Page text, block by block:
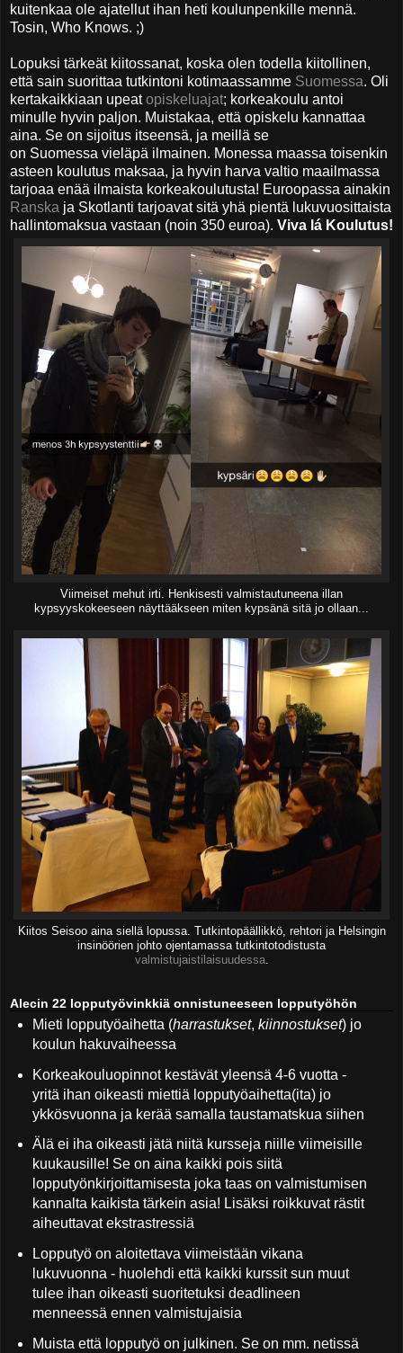
kuitenkaa ole ajatellut ihan heti koulunpenkille mennä.
Tosin, Who Knows. ;)
Lopuksi tärkeät kiitossanat, koska olen todella kiitollinen,
että sain suorittaa tutkintoni kotimaassamme Suomessa. Oli
kertakaikkiaan upeatopiskeluajat; korkeakoulu antoi
minulle hyvin paljon. Muistakaa, että opiskelu kannattaa
aina. Se on sijoitus itseensä, ja meillä se
on Suomessa vieläpä ilmainen. Monessa maassa toisenkin
asteen koulutus maksaa, ja hyvin harva valtio maailmassa
tarjoaa enää ilmaista korkeakoulutusta! Euroopassa ainakin
Ranska ja Skotlanti tarjoavat sitä yhä pientä lukuvuosittaista
hallintomaksua vastaan (noin 350 euroa). Viva lá Koulutus!
Viimeiset mehut irti. Henkisesti valmistautuneena illan
kypsyyskokeeseen näyttääkseen miten kypsänä sitä jo ollaan...
Kiitos Seisoo aina siellä lopussa. Tutkintopäällikkö, rehtori ja Helsingin
insinöörien johto ojentamassa tutkintotodistusta
valmistujaistilaisuudessa.
Alecin 22 lopputyövinkkiä onnistuneeseen lopputyöhön
Mieti lopputyöaihetta (harrastukset, kiinnostukset) jo
koulun hakuvaiheessa
Korkeakouluopinnot kestävät yleensä 4-6 vuotta -
yritä ihan oikeasti miettiä lopputyöaihetta(ita) jo
ykkösvuonna ja kerää samalla taustamatskua siihen
Älä ei iha oikeasti jätä niitä kursseja niille viimeisille
kuukausille! Se on aina kaikki pois siitä
lopputyönkirjoittamisesta joka taas on valmistumisen
kannalta kaikista tärkein asia! Lisäksi roikkuvat rästit
aiheuttavat ekstrastressiä
Lopputyö on aloitettava viimeistään vikana
lukuvuonna - huolehdi että kaikki kurssit sun muut
tulee ihan oikeasti suoritetuksi deadlineen
menneessä ennen valmistujaisia
Muista että lopputyö on julkinen. Se on mm. netissä